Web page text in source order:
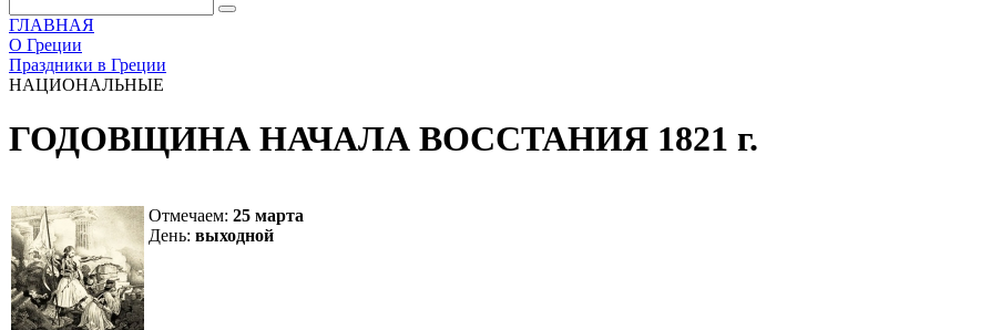
ГЛАВНАЯ
О Греции
Праздники в Греции
НАЦИОНАЛЬНЫЕ
ГОДОВЩИНА НАЧАЛА ВОССТАНИЯ 1821 г.
Отмечаем: 25 марта
День: выходной